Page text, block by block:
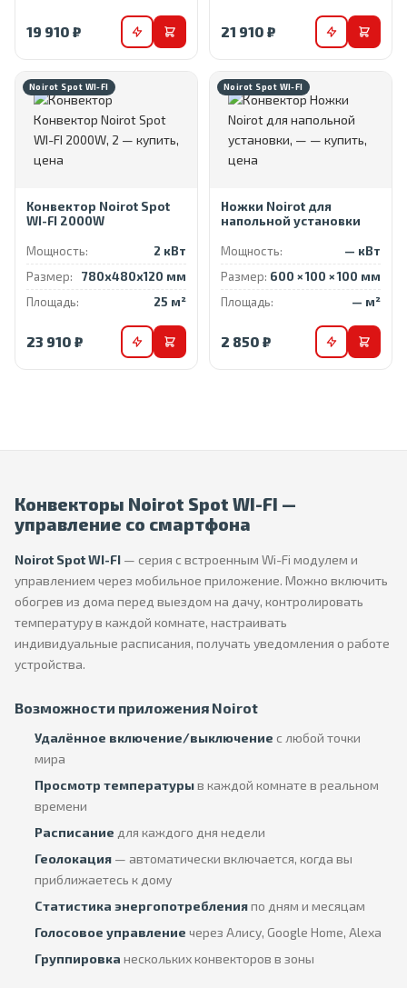
19 910 ₽ 21 910 ₽
Noirot Spot WI-FI
Конвектор Noirot Spot
WI-FI 2000W
Мощность:
2 кВт
Размер:
780x480x120 мм
Площадь:
25 м²
23 910 ₽
Noirot Spot WI-FI
Ножки Noirot для
напольной установки
Мощность:
— кВт
Размер: 600 × 100 × 100 мм
Площадь:
— м²
2 850 ₽
Конвекторы Noirot Spot WI-FI —
управление со смартфона
Noirot Spot WI-FI — серия с встроенным Wi-Fi модулем и
управлением через мобильное приложение. Можно включить
обогрев из дома перед выездом на дачу, контролировать
температуру в каждой комнате, настраивать
индивидуальные расписания, получать уведомления о работе
устройства.
Возможности приложения Noirot
Удалённое включение/выключение с любой точки
мира
Просмотр температурыв каждой комнате в реальном
времени
Расписание для каждого дня недели
Геолокация — автоматически включается, когда вы
приближаетесь к дому
Статистика энергопотребленияпо дням и месяцам
Голосовое управление через Алису, Google Home, Alexa
Группировка нескольких конвекторов в зоны